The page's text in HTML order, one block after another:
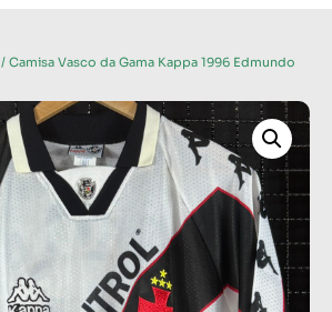
/ Camisa Vasco da Gama Kappa 1996 Edmundo